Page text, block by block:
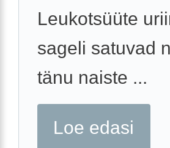
Leukotsüüte
sageli satuvad
tänu naiste ...
Loe edasi